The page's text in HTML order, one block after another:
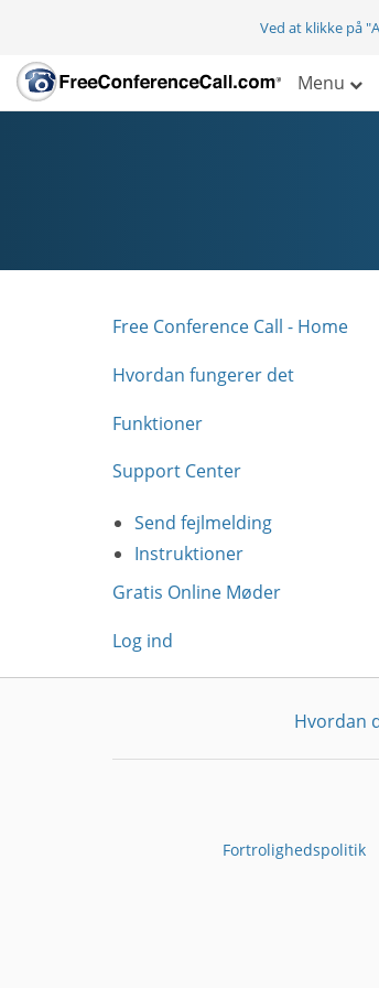
Ved at klikke på
Menu
Free Conference Call - Home
Hvordan fungerer det
Funktioner
Support Center
Send fejlmelding
Instruktioner
Gratis Online Møder
Log ind
Hvordan
Fortrolighedspolitik